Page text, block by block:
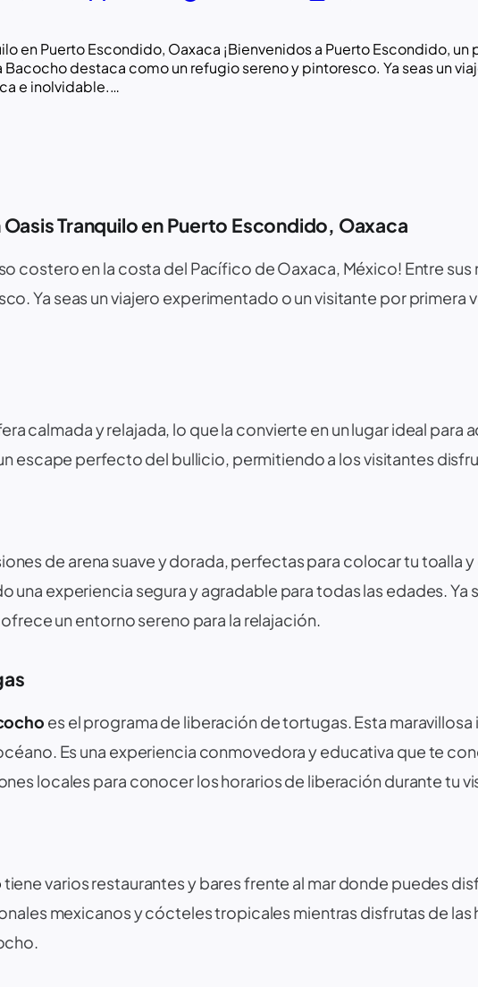
en Puerto Escondido, Oaxaca ¡Bienvenidos a Puerto Escondido,
destaca como un refugio sereno y pintoresco. Ya seas un
e inolvidable.…
Oasis Tranquilo en Puerto Escondido, Oaxaca
costero en la costa del Pacífico de Oaxaca, México! Entre
Ya seas un viajero experimentado o un visitante por primera
calmada y relajada, lo que la convierte en un lugar ideal
escape perfecto del bullicio, permitiendo a los visitantes
de arena suave y dorada, perfectas para colocar tu toalla
experiencia segura y agradable para todas las edades.
un entorno sereno para la relajación.
es el programa de liberación de tortugas. Esta
Es una experiencia conmovedora y educativa que te
locales para conocer los horarios de liberación durante tu
tiene varios restaurantes y bares frente al mar donde puedes
mexicanos y cócteles tropicales mientras disfrutas de las